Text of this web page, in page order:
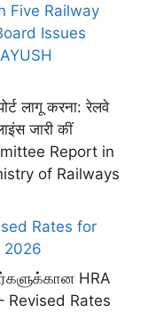
Five Railway
Issues
लागू करना: रेलवे
जारी कीं
Report in
of Railways
Rates for
2026
HRA
Rates